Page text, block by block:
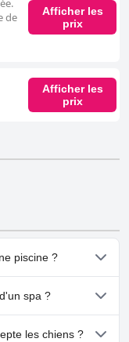
de
Afficher les
prix
Afficher les
prix
piscine ?
appartenant à
Chauffée,
spa ?
Hotel.
les chiens ?